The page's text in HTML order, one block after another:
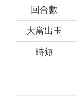
回合數
大當出玉
時短